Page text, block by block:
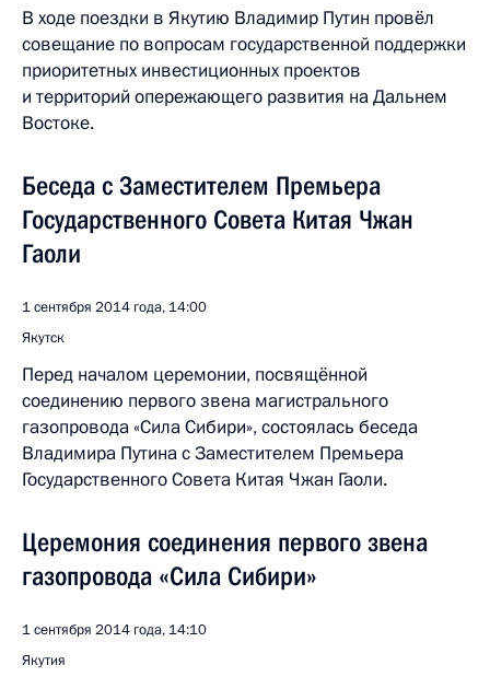
В ходе поездки в Якутию Владимир Путин провёл
совещание по вопросам государственной поддержки
приоритетных инвестиционных проектов
и территорий опережающего развития на Дальнем
Востоке.
Беседа с Заместителем Премьера
Государственного Совета Китая Чжан
Гаоли
1 сентября 2014 года, 14:00
Якутск
Перед началом церемонии, посвящённой
соединению первого звена магистрального
газопровода «Сила Сибири», состоялась беседа
Владимира Путина с Заместителем Премьера
Государственного Совета Китая Чжан Гаоли.
Церемония соединения первого звена
газопровода «Сила Сибири»
1 сентября 2014 года, 14:10
Якутия